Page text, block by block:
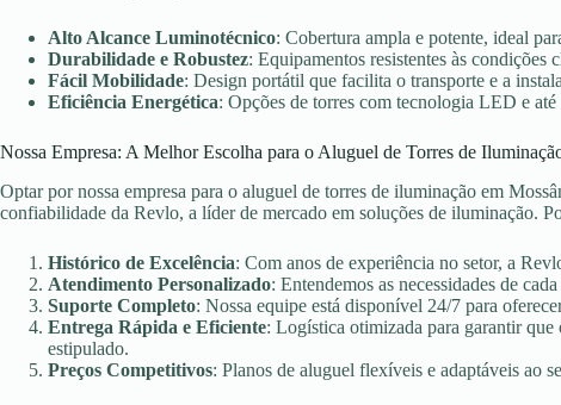
Alto Alcance Luminotécnico: Cobertura ampla e potente, ideal
Durabilidade e Robustez: Equipamentos resistentes às condições
Fácil Mobilidade: Design portátil que facilita o transporte e a
Eficiência Energética: Opções de torres com tecnologia LED e
Nossa Empresa: A Melhor Escolha para o Aluguel de Torres de
Optar por nossa empresa para o aluguel de torres de iluminação em
confiabilidade da Revlo, a líder de mercado em soluções de iluminação.
Histórico de Excelência: Com anos de experiência no setor, a
Atendimento Personalizado: Entendemos as necessidades de
Suporte Completo: Nossa equipe está disponível 24/7 para
Entrega Rápida e Eficiente: Logística otimizada para garantir que
estipulado.
Preços Competitivos: Planos de aluguel flexíveis e adaptáveis ao